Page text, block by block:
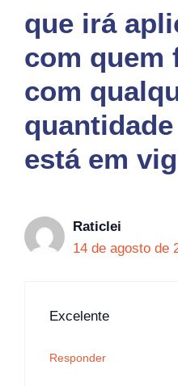
que irá
com quem
com
está em
Raticlei
14 de agosto de
Excelente
Responder